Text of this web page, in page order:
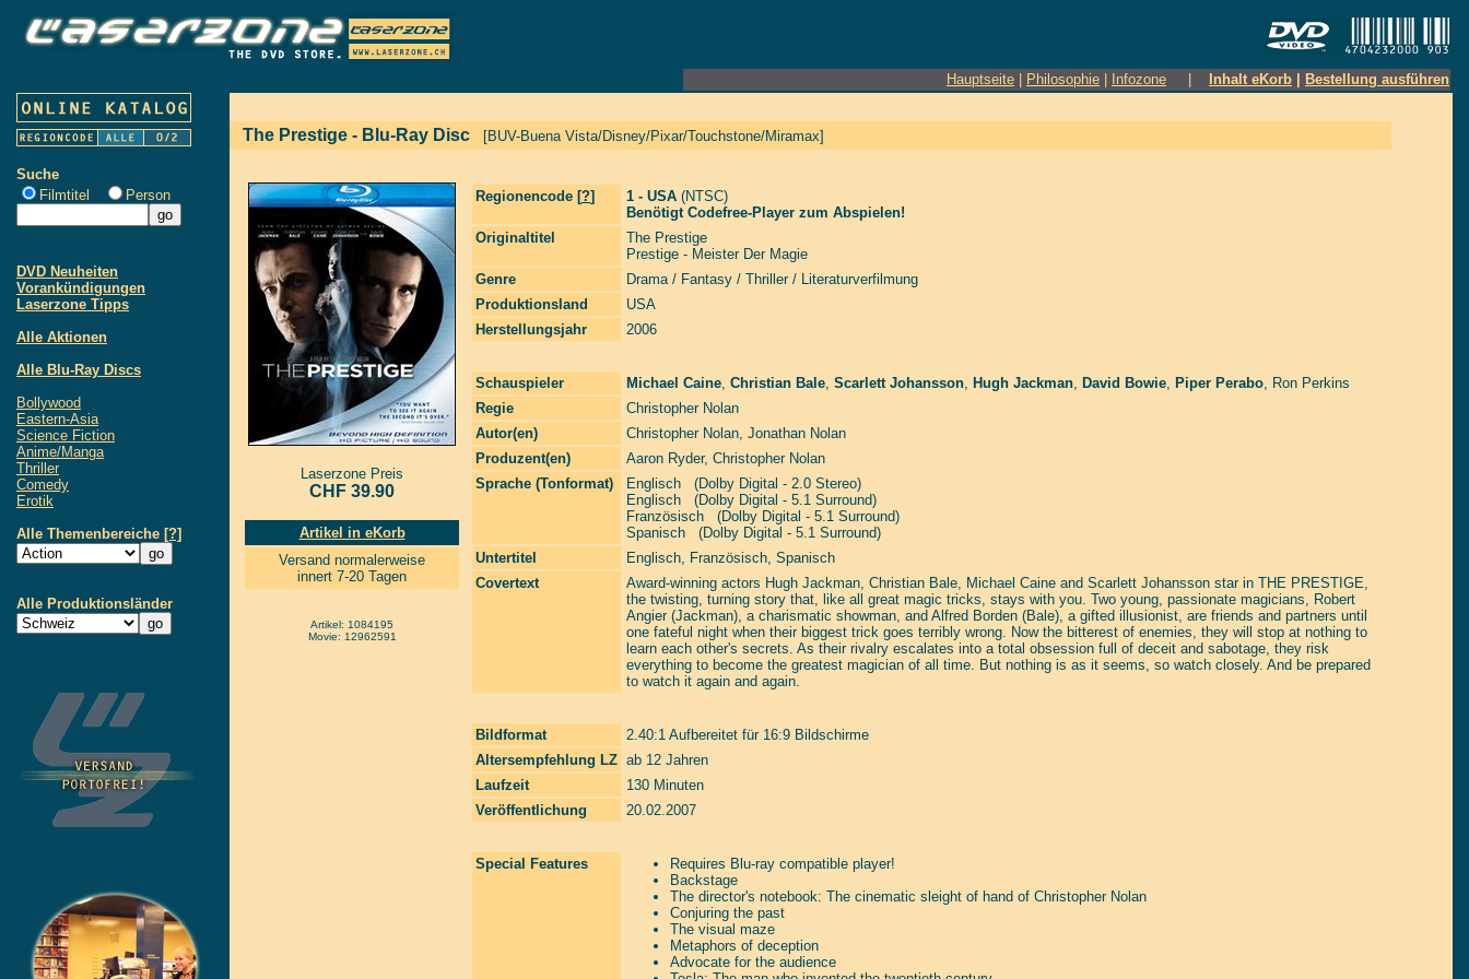
Hauptseite Philosophie Infozone Inhalt eKorb Bestellung ausführen
Suche
Filmtitel
Person
DVD Neuheiten
Vorankündigungen
Laserzone Tipps
Alle Aktionen
Alle Blu-Ray Discs
Bollywood
Eastern-Asia
Science Fiction
Anime/Manga
Thriller
Comedy
Erotik
Alle Themenbereiche [?]
Alle Produktionsländer
The Prestige - Blu-Ray Disc [BUV-Buena Vista/Disney/Pixar/Touchstone/Miramax]
Laserzone Preis
CHF 39.90
Artikel in eKorb
Versand normalerweise
innert 7-20 Tagen
Artikel: 1084195
Movie: 12962591
Regionencode [?] 1 - USA (NTSC)
Benötigt Codefree-Player zum Abspielen!
Originaltitel
The Prestige
Prestige - Meister Der Magie
Genre
Drama / Fantasy / Thriller / Literaturverfilmung
Produktionsland
USA
Herstellungsjahr
2006
Schauspieler Michael Caine, Christian Bale, Scarlett Johansson, Hugh Jackman, David Bowie, Piper Perabo, Ron Perkins
Regie
Christopher Nolan
Autor(en)
Christopher Nolan, Jonathan Nolan
Produzent(en)
Aaron Ryder, Christopher Nolan
Sprache (Tonformat)
Englisch (Dolby Digital - 2.0 Stereo)
Englisch (Dolby Digital - 5.1 Surround)
Französisch (Dolby Digital - 5.1 Surround)
Spanisch (Dolby Digital - 5.1 Surround)
Untertitel
Englisch, Französisch, Spanisch
Covertext
Award-winning actors Hugh Jackman, Christian Bale, Michael Caine and Scarlett Johansson star in THE PRESTIGE,
the twisting, turning story that, like all great magic tricks, stays with you. Two young, passionate magicians, Robert
Angier (Jackman), a charismatic showman, and Alfred Borden (Bale), a gifted illusionist, are friends and partners until
one fateful night when their biggest trick goes terribly wrong. Now the bitterest of enemies, they will stop at nothing to
learn each other's secrets. As their rivalry escalates into a total obsession full of deceit and sabotage, they risk
everything to become the greatest magician of all time. But nothing is as it seems, so watch closely. And be prepared
to watch it again and again.
Bildformat
2.40:1 Aufbereitet für 16:9 Bildschirme
Altersempfehlung LZ ab 12 Jahren
Laufzeit
130 Minuten
Veröffentlichung
20.02.2007
Special Features
Requires Blu-ray compatible player!
Backstage
The director's notebook: The cinematic sleight of hand of Christopher Nolan
Conjuring the past
The visual maze
Metaphors of deception
Advocate for the audience